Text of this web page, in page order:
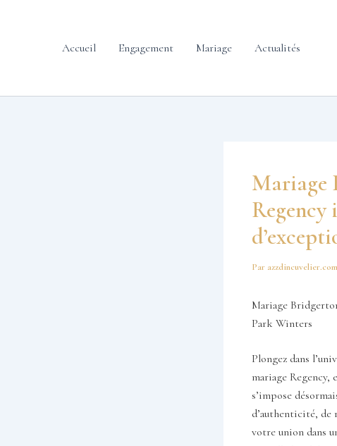
Accueil Engagement Mariage Actualités
Mariage
Par azzdincuvelier.com
Mariage
Park Winters
Plongez dans
mariage
s’impose
d’authenticité, de
votre union dans